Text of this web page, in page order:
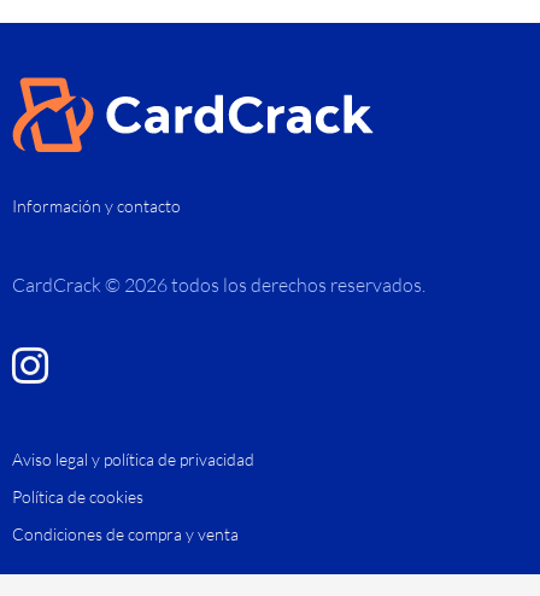
Información y contacto
CardCrack © 2026 todos los derechos reservados.
Aviso legal y política de privacidad
Política de cookies
Condiciones de compra y venta